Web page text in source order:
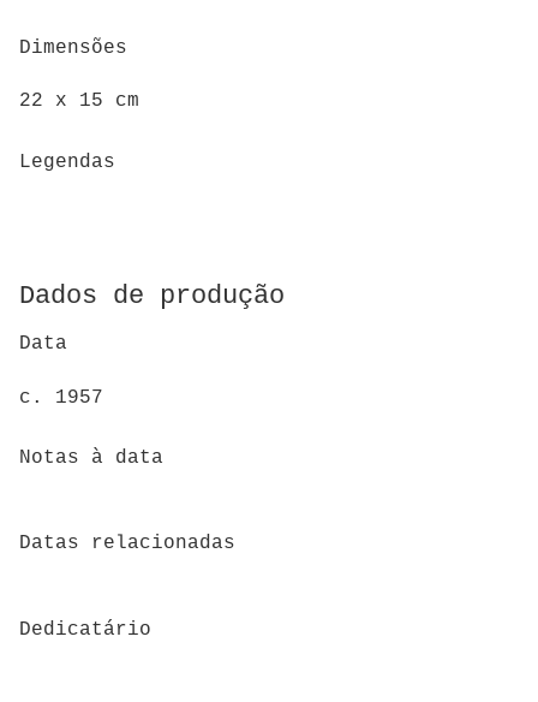
Dimensões
22 x 15 cm
Legendas
Dados de produção
Data
c. 1957
Notas à data
Datas relacionadas
Dedicatário